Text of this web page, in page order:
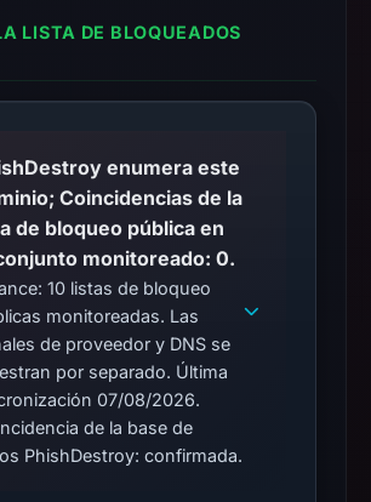
LISTA DE BLOQUEADOS
enumera este
Coincidencias de la
de bloqueo pública en
monitoreado: 0.
10 listas de bloqueo
monitoreadas. Las
de proveedor y DNS se
por separado. Última
07/08/2026.
de la base de
PhishDestroy: confirmada.